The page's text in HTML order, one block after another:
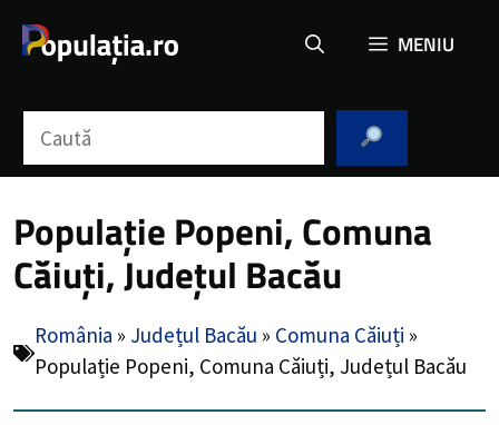
MENIU
Populație Popeni, Comuna
Căiuți, Județul Bacău
România » Județul Bacău » Comuna Căiuți »
Populație Popeni, Comuna Căiuți, Județul Bacău